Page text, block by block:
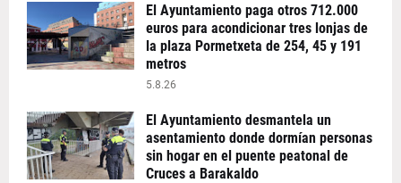
El Ayuntamiento paga otros 712.000
euros para acondicionar tres lonjas de
la plaza Pormetxeta de 254, 45 y 191
metros
5.8.26
El Ayuntamiento desmantela un
asentamiento donde dormían personas
sin hogar en el puente peatonal de
Cruces a Barakaldo